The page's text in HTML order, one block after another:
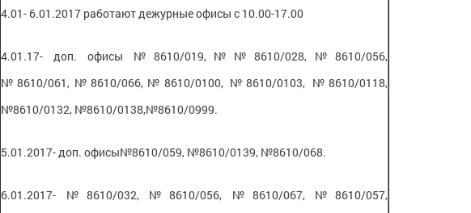
4.01- 6.01.2017 работают дежурные офисы с 10.00-17.00
4.01.17- доп. офисы №8610/019,№№8610/028,№8610/056,
№8610/061,№8610/066,№8610/0100, №8610/0103, №8610/0118,
№8610/0132, №8610/0138,№8610/0999.
5.01.2017- доп. офисы№8610/059, №8610/0139, №8610/068.
6.01.2017- №8610/032, №8610/056, №8610/067, №8610/057,